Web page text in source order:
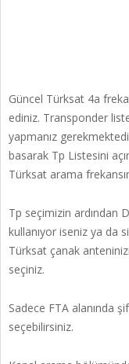
Güncel Türksat 4a
ediniz. Transponder
yapmanız
basarak Tp Listesini
Türksat arama
Tp seçimizin ardından
kullanıyor iseniz ya da
Türksat çanak
seçiniz.
Sadece FTA alanında
seçebilirsiniz.